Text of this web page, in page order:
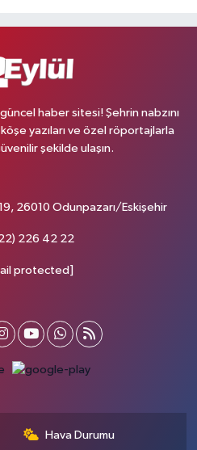
haber sitesi! Şehrin nabzını
yazıları ve özel röportajlarla
şekilde ulaşın.
26010 Odunpazarı/Eskişehir
226 42 22
protected]
Hava Durumu